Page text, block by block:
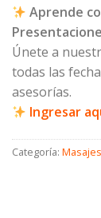
Aprende
Únete a
todas las
asesorías.
Ingresar
Categoría: Masajes